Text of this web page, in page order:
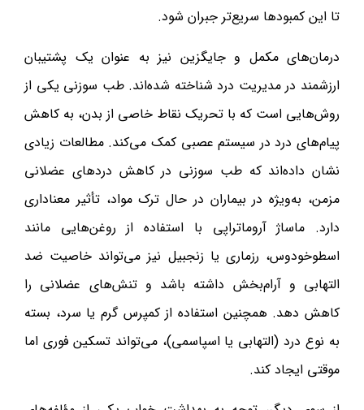
تا این کمبودها سریع‌تر جبران شود.
درمان‌های مکمل و جایگزین نیز به عنوان یک پشتیبان
ارزشمند در مدیریت درد شناخته شده‌اند. طب سوزنی یکی از
روش‌هایی است که با تحریک نقاط خاصی از بدن، به کاهش
پیام‌های درد در سیستم عصبی کمک می‌کند. مطالعات زیادی
نشان داده‌اند که طب سوزنی در کاهش دردهای عضلانی
مزمن، به‌ویژه در بیماران در حال ترک مواد، تأثیر معناداری
دارد. ماساژ آروماتراپی با استفاده از روغن‌هایی مانند
اسطوخودوس، رزماری یا زنجبیل نیز می‌تواند خاصیت ضد
التهابی و آرام‌بخش داشته باشد و تنش‌های عضلانی را
کاهش دهد. همچنین استفاده از کمپرس گرم یا سرد، بسته
به نوع درد (التهابی یا اسپاسمی)، می‌تواند تسکین فوری اما
موقتی ایجاد کند.